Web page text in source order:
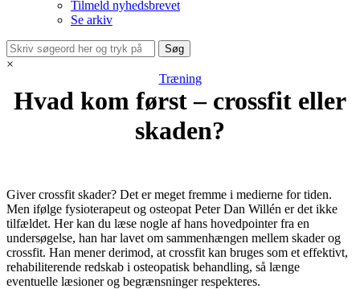
Tilmeld nyhedsbrevet
Se arkiv
×
Træning
Hvad kom først – crossfit eller
skaden?
Giver crossfit skader? Det er meget fremme i medierne for tiden.
Men ifølge fysioterapeut og osteopat Peter Dan Willén er det ikke
tilfældet. Her kan du læse nogle af hans hovedpointer fra en
undersøgelse, han har lavet om sammenhængen mellem skader og
crossfit. Han mener derimod, at crossfit kan bruges som et effektivt,
rehabiliterende redskab i osteopatisk behandling, så længe
eventuelle læsioner og begrænsninger respekteres.